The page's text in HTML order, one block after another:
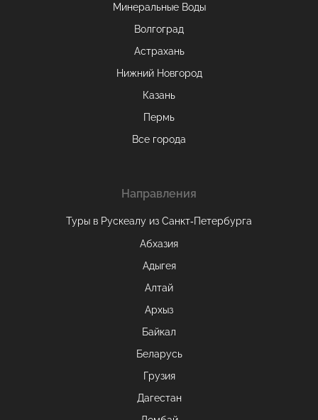
Минеральные Воды
Волгоград
Астрахань
Нижний Новгород
Казань
Пермь
Все города
Направления
Туры в Рускеалу из Санкт‑Петербурга
Абхазия
Адыгея
Алтай
Архыз
Байкал
Беларусь
Грузия
Дагестан